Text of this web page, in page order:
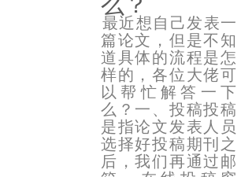
最近想自己发表一
篇论文，但是不知
道具体的流程是怎
样的，各位大佬可
以帮忙解答一下
么？一、投稿投稿
是指论文发表人员
选择好投稿期刊之
后，我们再通过邮